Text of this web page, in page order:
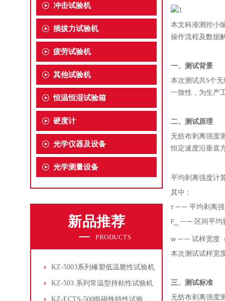
冲击试验机
插拔力试验机
疲劳试验机
其他试验机
恒温恒湿试验箱
硬度计
光学仪器及设备
光学测量设备
新品推荐
PRODUCTS
KZ-5003系列橡塑低温脆性试验机
KZ-503 系列常温型持粘性试验机
KZ-ECTS-500电磁铁特性试验系统
本文科准测控小
操作流程及数据
一、测试背景
本次测试共5个无
一致性，为生产
二、测试原理
无纺布剥离强度
恒定速度沿垂直
平均剥离强度计
其中：
τ —— 平均剥离强
Favg —— 区间平均
w —— 试样宽度
本次测试试样宽
三、测试标准
无纺布剥离强度